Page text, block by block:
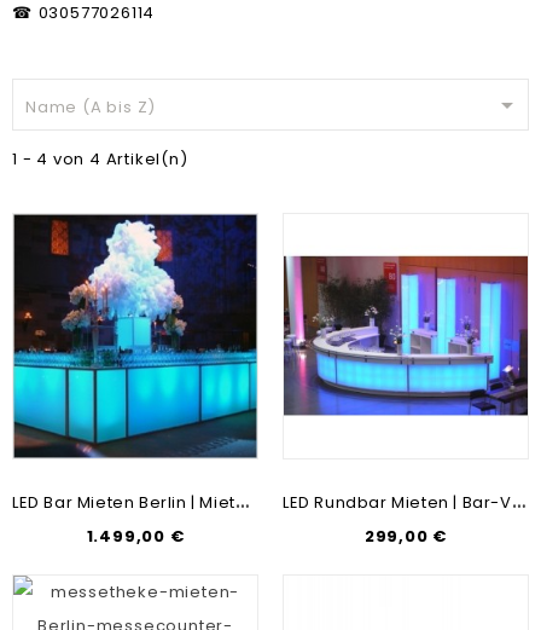
☎ 030577026114
Name (A bis Z) 
1 - 4 von 4 Artikel(n)
L
ED Bar Mieten Berlin | Mietmöbel & Messebau | Party, Event & Veranstaltung
1.499,00 €
L
ED Rundbar Mieten | Bar-Verleih | Möbel-Vermietung | Messebau & Mietmöbel
299,00 €